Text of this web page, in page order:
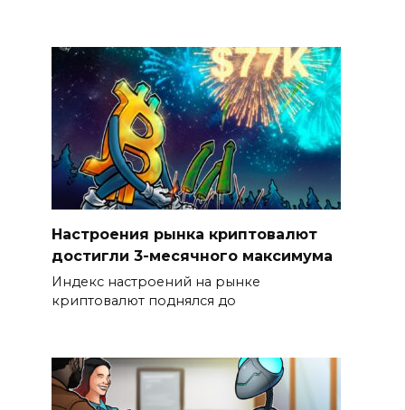
Настроения рынка криптовалют
достигли 3-месячного максимума
Индекс настроений на рынке
криптовалют поднялся до